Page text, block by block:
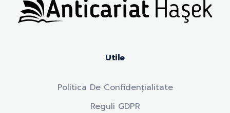
Utile
Politica De Confidențialitate
Reguli GDPR